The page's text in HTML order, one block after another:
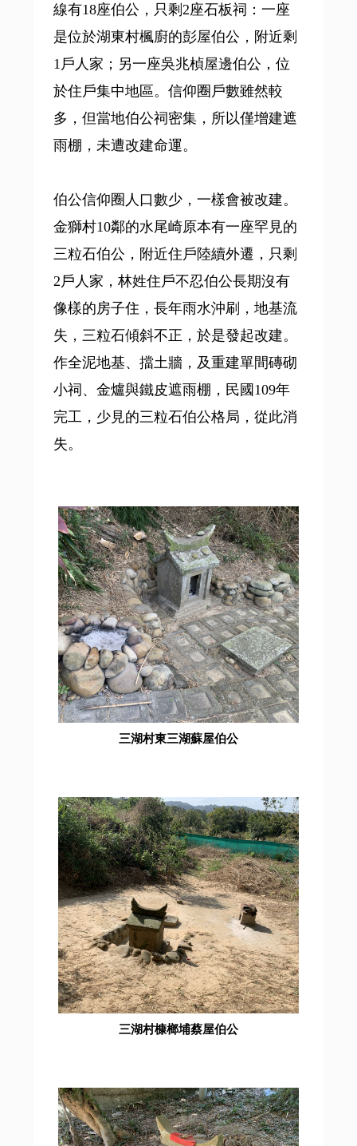
線有18座伯公，只剩2座石板祠：一座
是位於湖東村楓廚的彭屋伯公，附近剩
1戶人家；另一座吳兆楨屋邊伯公，位
於住戶集中地區。信仰圈戶數雖然較
多，但當地伯公祠密集，所以僅增建遮
雨棚，未遭改建命運。
伯公信仰圈人口數少，一樣會被改建。
金獅村10鄰的水尾崎原本有一座罕見的
三粒石伯公，附近住戶陸續外遷，只剩
2戶人家，林姓住戶不忍伯公長期沒有
像樣的房子住，長年雨水沖刷，地基流
失，三粒石傾斜不正，於是發起改建。
作全泥地基、擋土牆，及重建單間磚砌
小祠、金爐與鐵皮遮雨棚，民國109年
完工，少見的三粒石伯公格局，從此消
失。
三湖村東三湖蘇屋伯公
三湖村槺榔埔蔡屋伯公